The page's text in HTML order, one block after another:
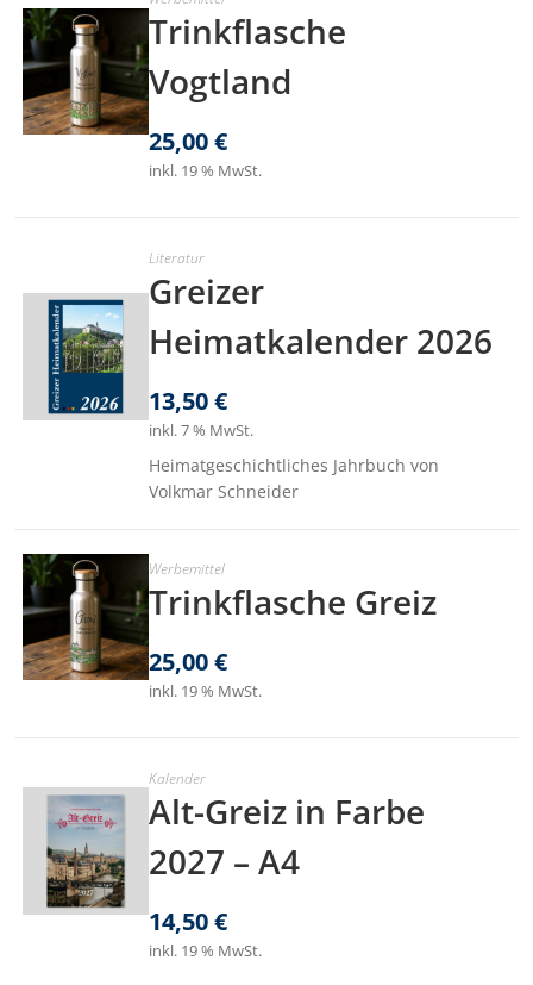
Trinkflasche
Vogtland
25,00€
inkl. 19 % MwSt.
Literatur
Greizer
Heimatkalender 2026
13,50€
inkl. 7 % MwSt.
Heimatgeschichtliches Jahrbuch von
Volkmar Schneider
Werbemittel
Trinkflasche Greiz
25,00€
inkl. 19 % MwSt.
Kalender
Alt-Greiz in Farbe
2027 – A4
14,50€
inkl. 19 % MwSt.